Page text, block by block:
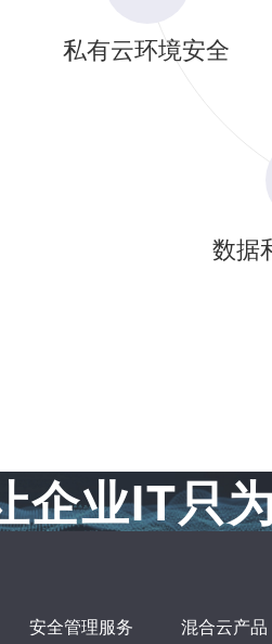
私有云环境安全
数据
企业IT只
安全管理服务 混合云产品